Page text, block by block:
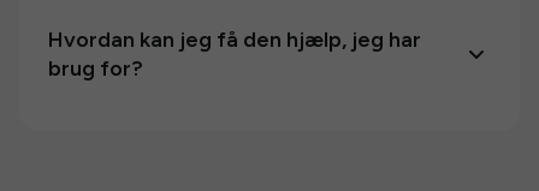
Hvordan kan jeg få den hjælp, jeg har
brug for?